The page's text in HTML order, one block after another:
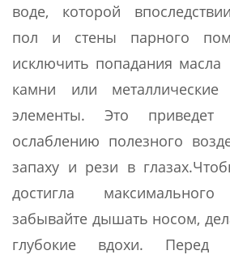
воде, которой
пол и стены парного
исключить попадания
камни или металлические
элементы. Это приведет
ослаблению полезного
запаху и рези в
достигла
забывайте дышать носом,
глубокие вдохи. Перед